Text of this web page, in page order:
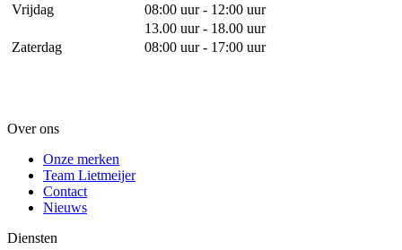
Vrijdag
08:00 uur - 12:00 uur
13.00 uur - 18.00 uur
Zaterdag
08:00 uur - 17:00 uur
Over ons
Onze merken
Team Lietmeijer
Contact
Nieuws
Diensten